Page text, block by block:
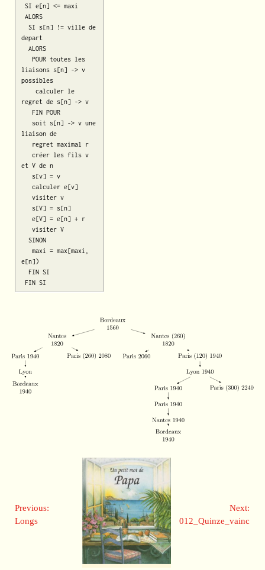
SI e[n] <= maxi
ALORS
  SI s[n] != ville de
depart
  ALORS
liaisons s[n] -> v
possibles
    calculer le
regret de s[n] -> v
liaison de
   créer les fils v
et V de n
   calculer e[v]
   visiter v
   e[V] = e[n] + r
   visiter V
  SINON
   maxi = max[maxi,
e[n])
Previous:
Longs
Next:
012_Quinze_vainc